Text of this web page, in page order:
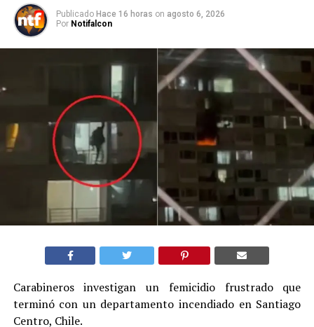
Publicado Hace 16 horas on agosto 6, 2026
Por Notifalcon
Carabineros investigan un femicidio frustrado que
terminó con un departamento incendiado en Santiago
Centro, Chile.